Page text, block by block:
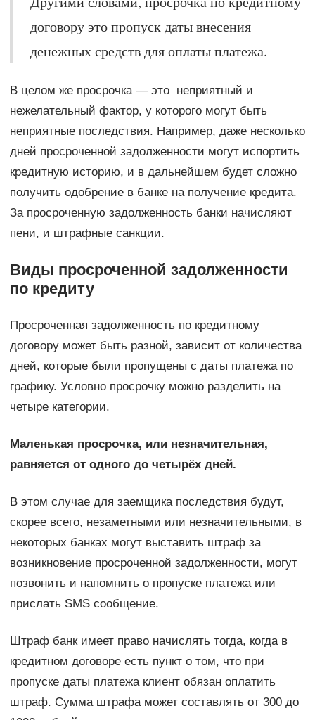
договору это пропуск даты внесения
денежных средств для оплаты платежа.
В целом же просрочка — это неприятный и
нежелательный фактор, у которого могут быть
неприятные последствия. Например, даже несколько
дней просроченной задолженности могут испортить
кредитную историю, и в дальнейшем будет сложно
получить одобрение в банке на получение кредита.
За просроченную задолженность банки начисляют
пени, и штрафные санкции.
Виды просроченной задолженности
по кредиту
Просроченная задолженность по кредитному
договору может быть разной, зависит от количества
дней, которые были пропущены с даты платежа по
графику. Условно просрочку можно разделить на
четыре категории.
Маленькая просрочка, или незначительная,
равняется от одного до четырёх дней.
В этом случае для заемщика последствия будут,
скорее всего, незаметными или незначительными, в
некоторых банках могут выставить штраф за
возникновение просроченной задолженности, могут
позвонить и напомнить о пропуске платежа или
прислать SMS сообщение.
Штраф банк имеет право начислять тогда, когда в
кредитном договоре есть пункт о том, что при
пропуске даты платежа клиент обязан оплатить
штраф. Сумма штрафа может составлять от 300 до